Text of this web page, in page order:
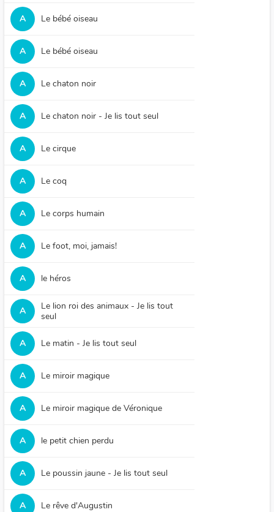
A Le bébé oiseau
A Le bébé oiseau
A Le chaton noir
A Le chaton noir - Je lis tout seul
A Le cirque
A Le coq
A Le corps humain
A Le foot, moi, jamais!
A le héros
A
Le lion roi des animaux - Je lis tout
seul
A Le matin - Je lis tout seul
A Le miroir magique
A Le miroir magique de Véronique
A le petit chien perdu
A Le poussin jaune - Je lis tout seul
A Le rêve d'Augustin